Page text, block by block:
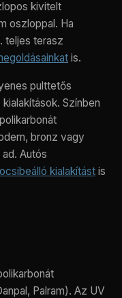
kivitelt
oszloppal. Ha
teljes terasz
is.
pulttetős
Színben
bronz vagy
Autós
kialakítást is
Palram). Az UV